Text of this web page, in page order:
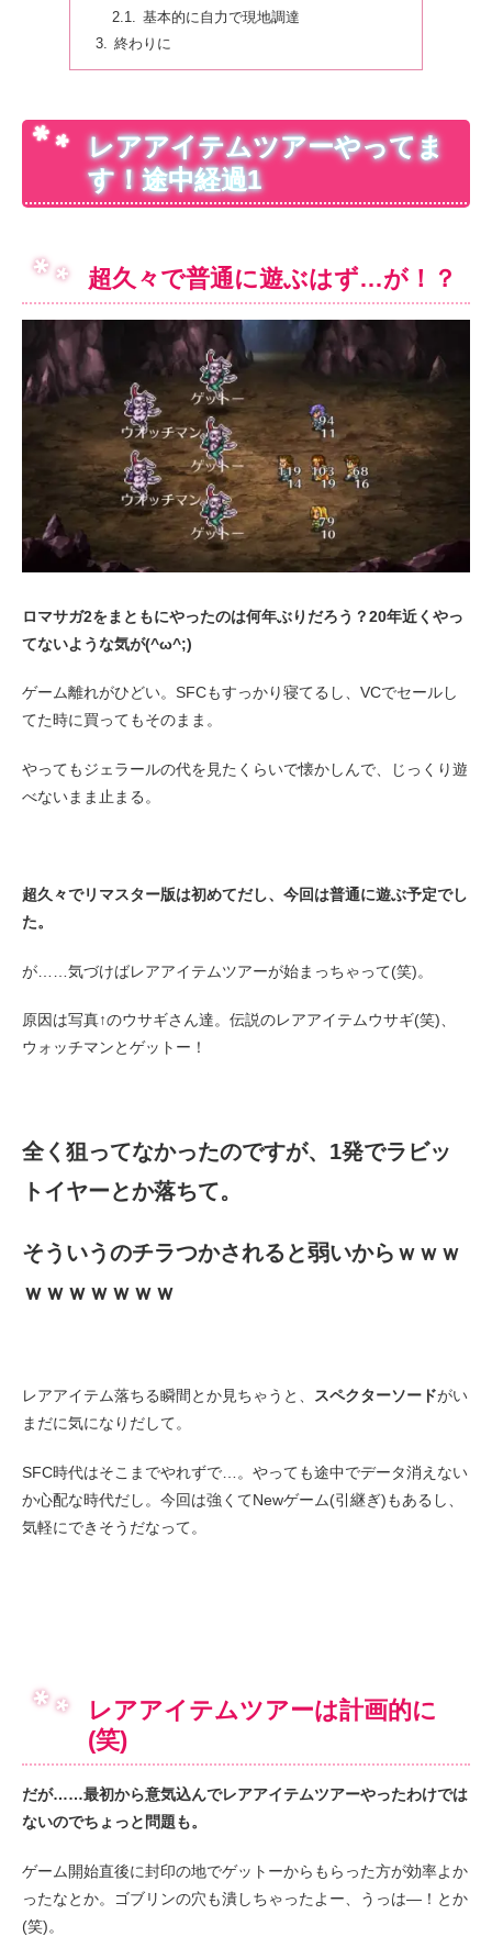
基本的に自力で現地調達
終わりに
レアアイテムツアーやってま
す！途中経過1
超久々で普通に遊ぶはず…が！？
ロマサガ2をまともにやったのは何年ぶりだろう？20年近くやっ
てないような気が(^ω^;)
ゲーム離れがひどい。SFCもすっかり寝てるし、VCでセールし
てた時に買ってもそのまま。
やってもジェラールの代を見たくらいで懐かしんで、じっくり遊
べないまま止まる。
超久々でリマスター版は初めてだし、今回は普通に遊ぶ予定でし
た。
が……気づけばレアアイテムツアーが始まっちゃって(笑)。
原因は写真↑のウサギさん達。伝説のレアアイテムウサギ(笑)、
ウォッチマンとゲットー！
全く狙ってなかったのですが、1発でラビッ
トイヤーとか落ちて。
そういうのチラつかされると弱いからｗｗｗ
ｗｗｗｗｗｗｗ
レアアイテム落ちる瞬間とか見ちゃうと、 スペクターソードがい
まだに気になりだして。
SFC時代はそこまでやれずで…。やっても途中でデータ消えない
か心配な時代だし。今回は強くてNewゲーム(引継ぎ)もあるし、
気軽にできそうだなって。
レアアイテムツアーは計画的に
(笑)
だが……最初から意気込んでレアアイテムツアーやったわけでは
ないのでちょっと問題も。
ゲーム開始直後に封印の地でゲットーからもらった方が効率よか
ったなとか。ゴブリンの穴も潰しちゃったよー、うっは―！とか
(笑)。